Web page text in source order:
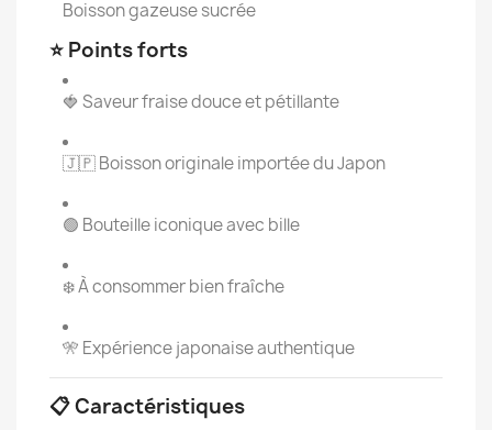
Boisson gazeuse sucrée
⭐ Points forts
🍓 Saveur fraise douce et pétillante
🇯🇵 Boisson originale importée du Japon
🟢 Bouteille iconique avec bille
❄️ À consommer bien fraîche
🎌 Expérience japonaise authentique
📋 Caractéristiques